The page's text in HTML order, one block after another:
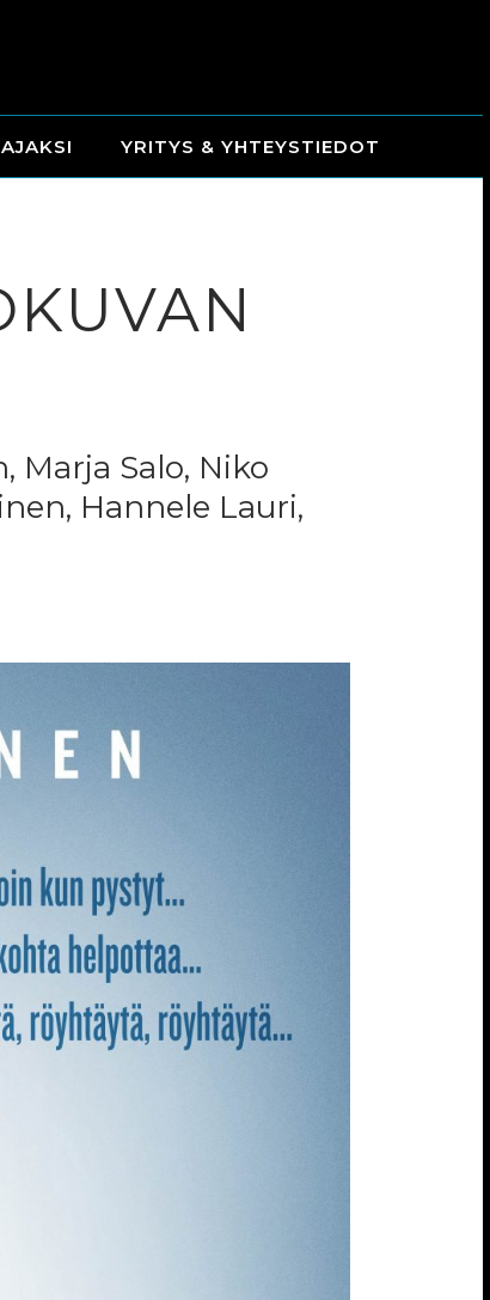
YRITYS & YHTEYSTIEDOT
Marja Salo, Niko
Hannele Lauri,